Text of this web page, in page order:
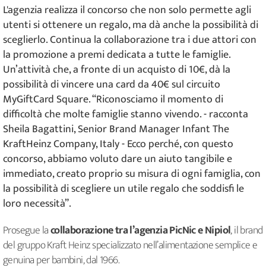
L'agenzia realizza il concorso che non solo permette agli
utenti si ottenere un regalo, ma dà anche la possibilità di
sceglierlo. Continua la collaborazione tra i due attori con
la promozione a premi dedicata a tutte le famiglie.
Un’attività che, a fronte di un acquisto di 10€, dà la
possibilità di vincere una card da 40€ sul circuito
MyGiftCard Square. “Riconosciamo il momento di
difficoltà che molte famiglie stanno vivendo. - racconta
Sheila Bagattini, Senior Brand Manager Infant The
KraftHeinz Company, Italy - Ecco perché, con questo
concorso, abbiamo voluto dare un aiuto tangibile e
immediato, creato proprio su misura di ogni famiglia, con
la possibilità di scegliere un utile regalo che soddisfi le
loro necessità”.
Prosegue lacollaborazione tra l’agenzia PicNic e Nipiol, il brand
del gruppo Kraft Heinz specializzato nell’alimentazione semplice e
genuina per bambini, dal 1966.